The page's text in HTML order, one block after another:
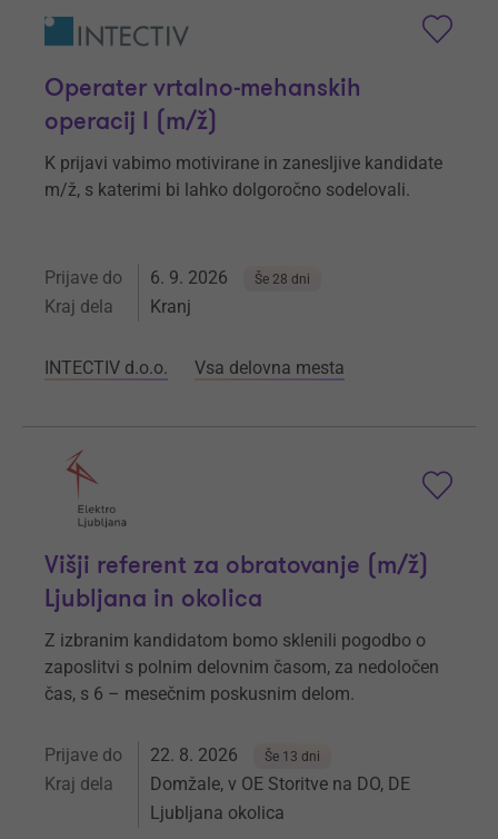
Operater vrtalno-mehanskih
operacij I (m/ž)
K prijavi vabimo motivirane in zanesljive kandidate
m/ž, s katerimi bi lahko dolgoročno sodelovali.
Prijave do 6. 9. 2026 Še 28 dni
Kraj dela Kranj
INTECTIV d.o.o. Vsa delovna mesta
Višji referent za obratovanje (m/ž)
Ljubljana in okolica
Z izbranim kandidatom bomo sklenili pogodbo o
zaposlitvi s polnim delovnim časom, za nedoločen
čas, s 6 – mesečnim poskusnim delom.
Prijave do 22. 8. 2026 Še 13 dni
Kraj dela
Domžale, v OE Storitve na DO, DE
Ljubljana okolica